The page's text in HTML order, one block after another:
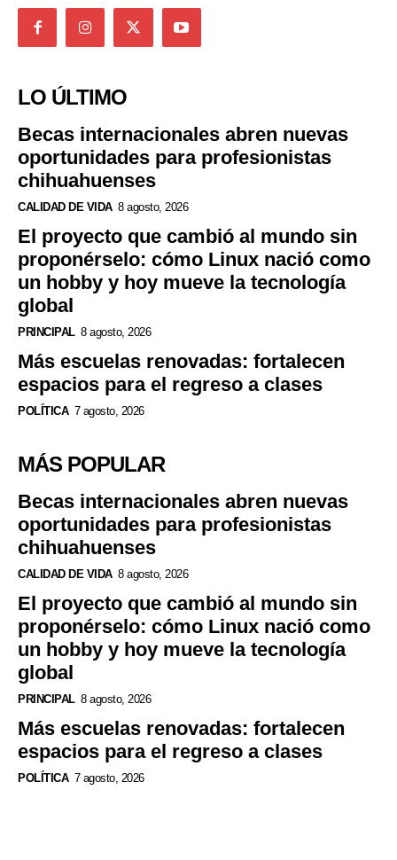
LO ÚLTIMO
Becas internacionales abren nuevas
oportunidades para profesionistas
chihuahuenses
CALIDAD DE VIDA 8 agosto, 2026
El proyecto que cambió al mundo sin
proponérselo: cómo Linux nació como
un hobby y hoy mueve la tecnología
global
PRINCIPAL 8 agosto, 2026
Más escuelas renovadas: fortalecen
espacios para el regreso a clases
POLÍTICA 7 agosto, 2026
MÁS POPULAR
Becas internacionales abren nuevas
oportunidades para profesionistas
chihuahuenses
CALIDAD DE VIDA 8 agosto, 2026
El proyecto que cambió al mundo sin
proponérselo: cómo Linux nació como
un hobby y hoy mueve la tecnología
global
PRINCIPAL 8 agosto, 2026
Más escuelas renovadas: fortalecen
espacios para el regreso a clases
POLÍTICA 7 agosto, 2026